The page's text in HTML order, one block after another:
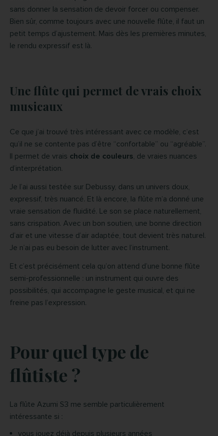
sans donner la sensation de devoir forcer ou compenser.
Bien sûr, comme toujours avec une nouvelle flûte, il faut un
petit temps d’ajustement. Mais dès les premières minutes,
le rendu expressif est là.
Une flûte qui permet de vrais choix
musicaux
Ce que j’ai trouvé très intéressant avec ce modèle, c’est
qu’il ne se contente pas d’être “confortable” ou “agréable”.
Il permet de vrais choix de couleurs, de vraies nuances
d’interprétation.
Je l’ai aussi testée sur Debussy, dans un univers doux,
expressif, très nuancé. Et là encore, la flûte m’a donné une
vraie sensation de fluidité. Le son se place naturellement,
sans crispation. Avec un bon soutien, une bonne direction
d’air et une vitesse d’air adaptée, tout devient très naturel.
Je n’ai pas eu besoin de lutter avec l’instrument.
Et c’est précisément cela qu’on attend d’une bonne flûte
semi-professionnelle : un instrument qui ouvre des
possibilités, qui accompagne le geste musical, et qui ne
freine pas l’expression.
Pour quel type de
flûtiste ?
La flûte Azumi S3 me semble particulièrement
intéressante si :
vous jouez déjà depuis plusieurs années